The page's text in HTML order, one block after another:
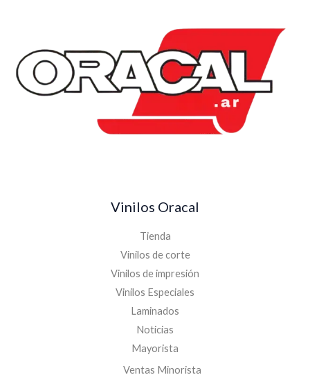
Vinilos Oracal
Tienda
Vinilos de corte
Vinilos de impresión
Vinilos Especiales
Laminados
Noticias
Mayorista
Ventas Minorista